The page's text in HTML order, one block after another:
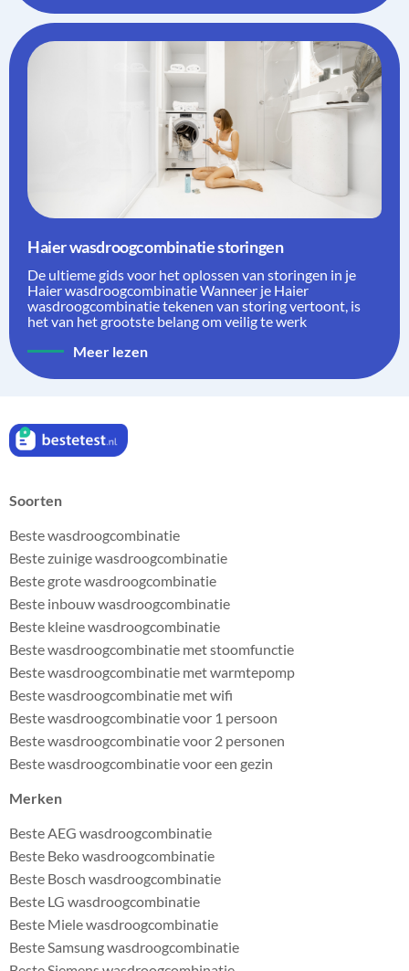
Haier wasdroogcombinatie storingen
De ultieme gids voor het oplossen van storingen in je
Haier wasdroogcombinatie Wanneer je Haier
wasdroogcombinatie tekenen van storing vertoont, is
het van het grootste belang om veilig te werk
Meer lezen
Soorten
Beste wasdroogcombinatie
Beste zuinige wasdroogcombinatie
Beste grote wasdroogcombinatie
Beste inbouw wasdroogcombinatie
Beste kleine wasdroogcombinatie
Beste wasdroogcombinatie met stoomfunctie
Beste wasdroogcombinatie met warmtepomp
Beste wasdroogcombinatie met wifi
Beste wasdroogcombinatie voor 1 persoon
Beste wasdroogcombinatie voor 2 personen
Beste wasdroogcombinatie voor een gezin
Merken
Beste AEG wasdroogcombinatie
Beste Beko wasdroogcombinatie
Beste Bosch wasdroogcombinatie
Beste LG wasdroogcombinatie
Beste Miele wasdroogcombinatie
Beste Samsung wasdroogcombinatie